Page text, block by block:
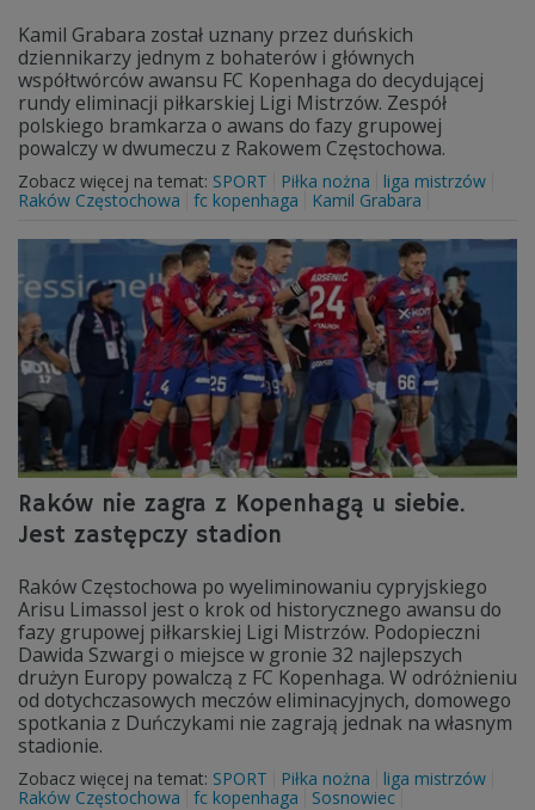
Kamil Grabara został uznany przez duńskich
dziennikarzy jednym z bohaterów i głównych
współtwórców awansu FC Kopenhaga do decydującej
rundy eliminacji piłkarskiej Ligi Mistrzów. Zespół
polskiego bramkarza o awans do fazy grupowej
powalczy w dwumeczu z Rakowem Częstochowa.
Zobacz więcej na temat: SPORT Piłka nożna
liga mistrzów
Raków Częstochowa
fc kopenhaga Kamil Grabara
Raków nie zagra z Kopenhagą u siebie.
Jest zastępczy stadion
Raków Częstochowa po wyeliminowaniu cypryjskiego
Arisu Limassol jest o krok od historycznego awansu do
fazy grupowej piłkarskiej Ligi Mistrzów. Podopieczni
Dawida Szwargi o miejsce w gronie 32 najlepszych
drużyn Europy powalczą z FC Kopenhaga. W odróżnieniu
od dotychczasowych meczów eliminacyjnych, domowego
spotkania z Duńczykami nie zagrają jednak na własnym
stadionie.
Zobacz więcej na temat: SPORT Piłka nożna
liga mistrzów
Raków Częstochowa
fc kopenhaga Sosnowiec